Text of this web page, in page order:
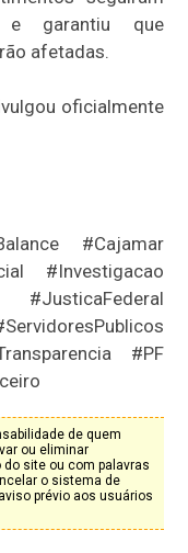
garantiu que
afetadas.
oficialmente
#Cajamar
#Investigacao
#JusticaFederal
#PF
de quem
ou eliminar
site ou com palavras
o sistema de
prévio aos usuários